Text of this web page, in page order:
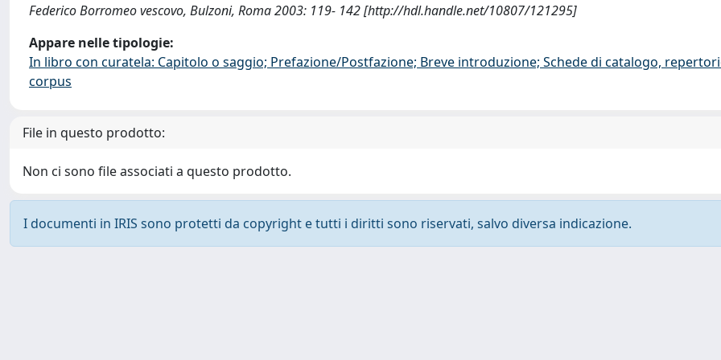
Federico Borromeo vescovo, Bulzoni, Roma 2003: 119- 142 [http://hdl.handle.net/10807/121295]
Appare nelle tipologie:
In libro con curatela: Capitolo o saggio; Prefazione/Postfazione; Breve introduzione; Schede di catalogo,
corpus
File in questo prodotto:
Non ci sono file associati a questo prodotto.
I documenti in IRIS sono protetti da copyright e tutti i diritti sono riservati, salvo diversa indicazione.